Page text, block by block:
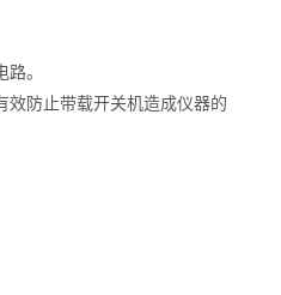
。
防止带载开关机造成仪器的